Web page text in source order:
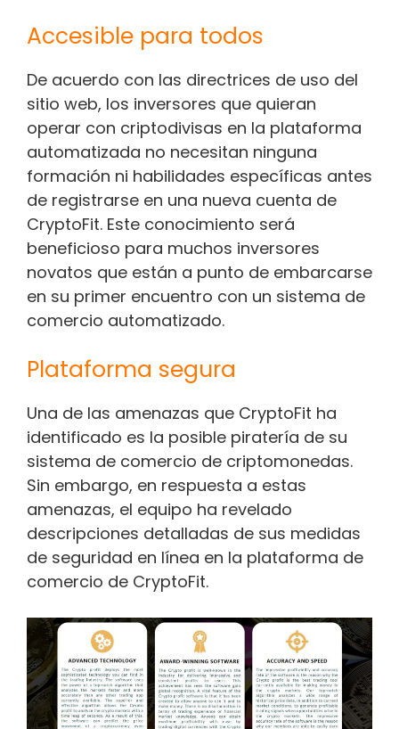
Accesible para todos
De acuerdo con las directrices de uso del
sitio web, los inversores que quieran
operar con criptodivisas en la plataforma
automatizada no necesitan ninguna
formación ni habilidades específicas antes
de registrarse en una nueva cuenta de
CryptoFit. Este conocimiento será
beneficioso para muchos inversores
novatos que están a punto de embarcarse
en su primer encuentro con un sistema de
comercio automatizado.
Plataforma segura
Una de las amenazas que CryptoFit ha
identificado es la posible piratería de su
sistema de comercio de criptomonedas.
Sin embargo, en respuesta a estas
amenazas, el equipo ha revelado
descripciones detalladas de sus medidas
de seguridad en línea en la plataforma de
comercio de CryptoFit.